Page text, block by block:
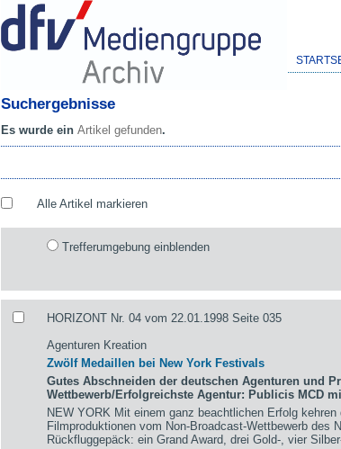
Suchergebnisse
Es wurde ein Artikel gefunden.
Alle Artikel markieren
Trefferumgebung einblenden
HORIZONT Nr. 04 vom 22.01.1998 Seite 035
Agenturen Kreation
Zwölf Medaillen bei New York Festivals
Gutes Abschneiden der deutschen Agenturen und
Wettbewerb/Erfolgreichste Agentur: Publicis MCD
NEW YORK Mit einem ganz beachtlichen Erfolg
Filmproduktionen vom Non-Broadcast-Wettbewerb des
Rückfluggepäck: ein Grand Award, drei Gold-, vier